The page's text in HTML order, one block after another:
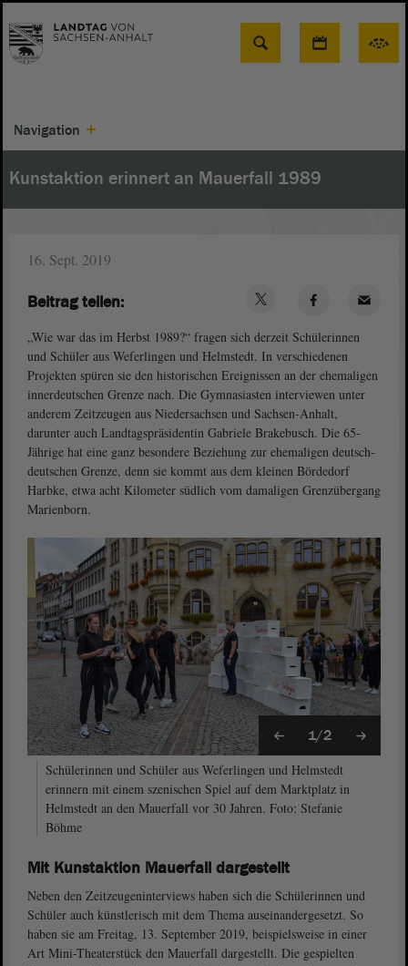
Suche
Navigation
Kunstaktion erinnert an Mauerfall 1989
16. Sept. 2019
„Wie war das im Herbst 1989?“ fragen sich derzeit Schülerinnen
und Schüler aus Weferlingen und Helmstedt. In verschiedenen
Projekten spüren sie den historischen Ereignissen an der ehemaligen
innerdeutschen Grenze nach. Die Gymnasiasten interviewen unter
anderem Zeitzeugen aus Niedersachsen und Sachsen-Anhalt,
darunter auch Landtagspräsidentin Gabriele Brakebusch. Die 65-
Jährige hat eine ganz besondere Beziehung zur ehemaligen deutsch-
deutschen Grenze, denn sie kommt aus dem kleinen Bördedorf
Harbke, etwa acht Kilometer südlich vom damaligen Grenzübergang
Marienborn.
1/2
Schülerinnen und Schüler aus Weferlingen und Helmstedt
erinnern mit einem szenischen Spiel auf dem Marktplatz in
Helmstedt an den Mauerfall vor 30 Jahren. Foto: Stefanie
Böhme
Mit Kunstaktion Mauerfall dargestellt
Neben den Zeitzeugeninterviews haben sich die Schülerinnen und
Schüler auch künstlerisch mit dem Thema auseinandergesetzt. So
haben sie am Freitag, 13. September 2019, beispielsweise in einer
Art Mini-Theaterstück den Mauerfall dargestellt. Die gespielten
Beitrag teilen: